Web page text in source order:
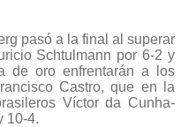
pasó a la final al superar
Schtulmann por 6-2 y
de oro enfrentarán a los
Castro, que en la
Víctor da Cunha-
10-4.